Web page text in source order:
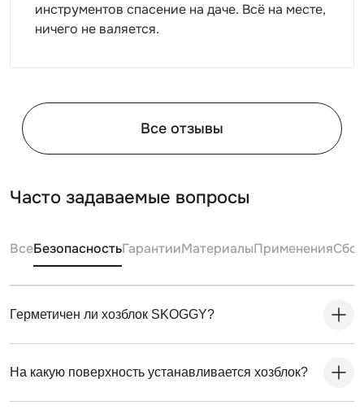
инструментов спасение на даче. Всё на месте,
ничего не валяется.
Все отзывы
Часто задаваемые вопросы
ВсеБезопасностьГарантииМатериалыПрименения
Герметичен ли хозблок SKOGGY?
На какую поверхность устанавливается хозблок?